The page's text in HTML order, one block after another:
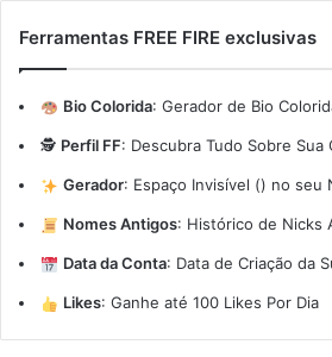
Ferramentas FREE FIRE exclusivas
Bio Colorida: Gerador de Bio
🕵️ Perfil FF: Descubra Tudo Sobre Sua
Gerador: Espaço Invisível (ㅤ) no seu
Nomes Antigos: Histórico de Nicks
Data da Conta: Data de Criação da
Likes: Ganhe até 100 Likes Por Dia